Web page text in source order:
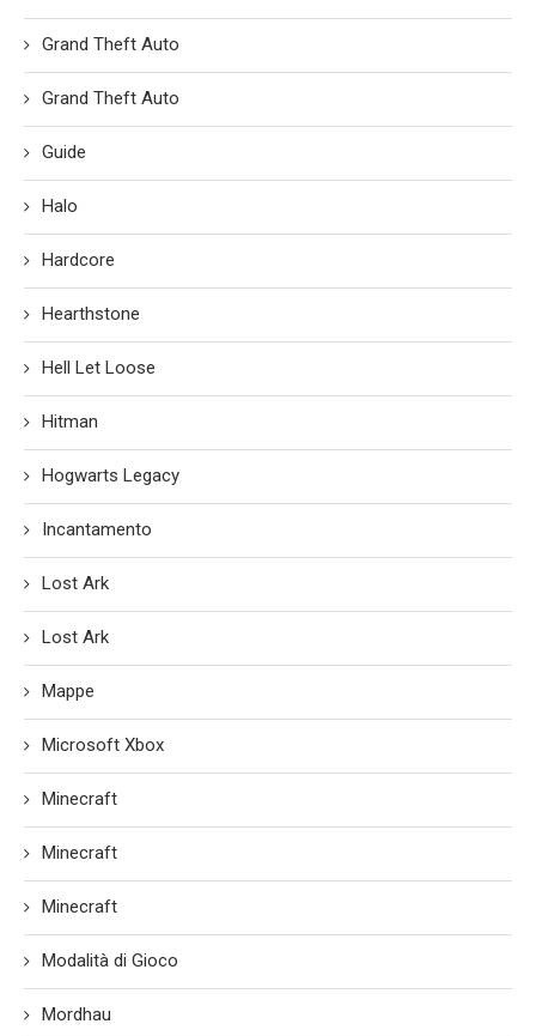
Grand Theft Auto
Grand Theft Auto
Guide
Halo
Hardcore
Hearthstone
Hell Let Loose
Hitman
Hogwarts Legacy
Incantamento
Lost Ark
Lost Ark
Mappe
Microsoft Xbox
Minecraft
Minecraft
Minecraft
Modalità di Gioco
Mordhau